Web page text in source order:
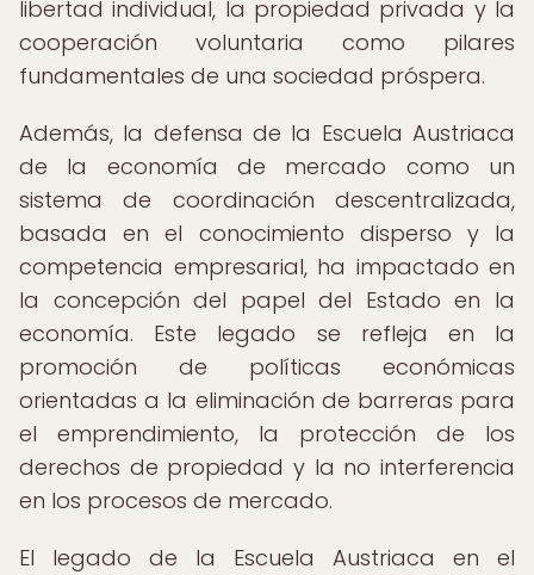
libertad individual, la propiedad privada y la
cooperación voluntaria como pilares
fundamentales de una sociedad próspera.
Además, la defensa de la Escuela Austriaca
de la economía de mercado como un
sistema de coordinación descentralizada,
basada en el conocimiento disperso y la
competencia empresarial, ha impactado en
la concepción del papel del Estado en la
economía. Este legado se refleja en la
promoción de políticas económicas
orientadas a la eliminación de barreras para
el emprendimiento, la protección de los
derechos de propiedad y la no interferencia
en los procesos de mercado.
El legado de la Escuela Austriaca en el